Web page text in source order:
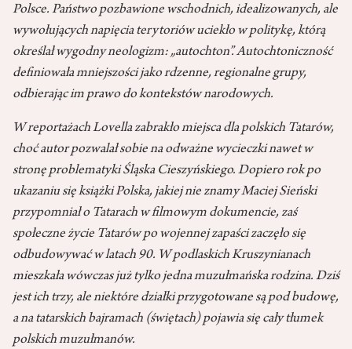
Polsce. Państwo pozbawione wschodnich, idealizowanych, ale
wywołujących napięcia terytoriów uciekło w politykę, którą
określał wygodny neologizm: „autochton”. Autochtoniczność
definiowała mniejszości jako rdzenne, regionalne grupy,
odbierając im prawo do kontekstów narodowych.
W reportażach Lovella zabrakło miejsca dla polskich Tatarów,
choć autor pozwalał sobie na odważne wycieczki nawet w
stronę problematyki Śląska Cieszyńskiego. Dopiero rok po
ukazaniu się książki Polska, jakiej nie znamy Maciej Sieński
przypomniał o Tatarach w filmowym dokumencie, zaś
społeczne życie Tatarów po wojennej zapaści zaczęło się
odbudowywać w latach 90. W podlaskich Kruszynianach
mieszkała wówczas już tylko jedna muzułmańska rodzina. Dziś
jest ich trzy, ale niektóre działki przygotowane są pod budowę,
a na tatarskich bajramach (świętach) pojawia się cały tłumek
polskich muzułmanów.